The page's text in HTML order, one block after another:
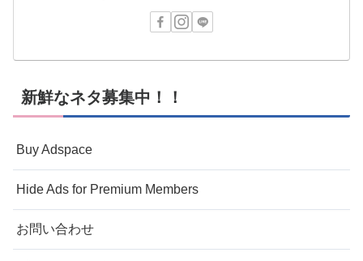
新鮮なネタ募集中！！
Buy Adspace
Hide Ads for Premium Members
お問い合わせ